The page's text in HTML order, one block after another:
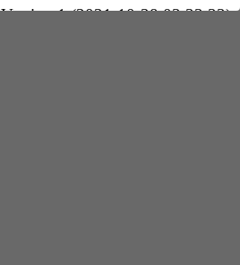
Version 1 (2021-10-28 03:33:33)